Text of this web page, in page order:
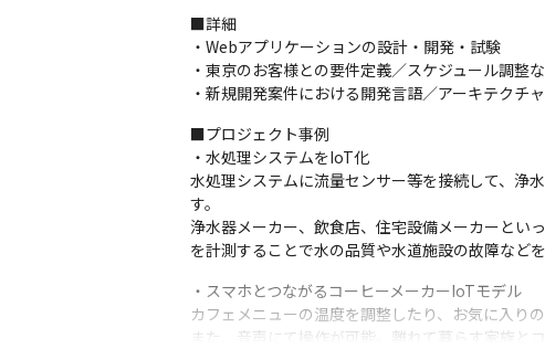
■詳細
・Webアプリケーションの設計・開発・試験
・東京のお客様との要件定義／スケジュール調整
・新規開発案件における開発言語／アーキテクチ
■プロジェクト事例
・水処理システムをIoT化
水処理システムに流量センサー等を接続して、浄
す。
浄水器メーカー、飲食店、住宅設備メーカーとい
を計測することで水の品質や水道施設の故障などを
・スマホとつながるコーヒーメーカーIoTモデル
カフェメニューの温度を調整したり、お気に入り
また、音声にて操作が可能。離れて暮らす家族と